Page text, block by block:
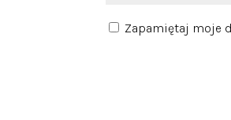
Zapamiętaj moje